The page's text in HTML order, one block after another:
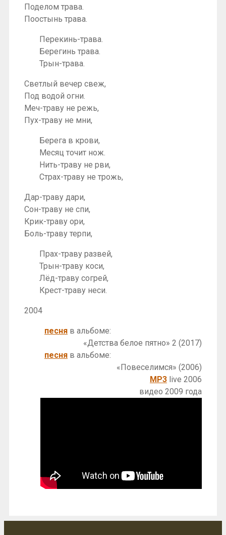
Поделом трава.
Поостынь трава.
Перекинь-трава.
Берегинь трава.
Трын-трава.
Светлый вечер свеж,
Под водой огни.
Меч-траву не режь,
Пух-траву не мни,
Берега в крови,
Месяц точит нож.
Нить-траву не рви,
Страх-траву не трожь,
Дар-траву дари,
Сон-траву не спи,
Крик-траву ори,
Боль-траву терпи,
Прах-траву развей,
Трын-траву коси,
Лёд-траву согрей,
Крест-траву неси.
2004
песня в альбоме:
«Детства белое пятно» 2 (2017)
песня в альбоме:
«Повеселимся» (2006)
MP3 live 2006
видео 2009 года